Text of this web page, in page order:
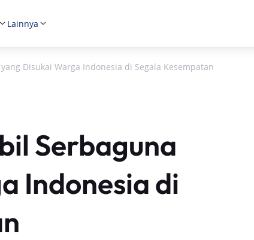
Lainnya
Disukai Warga Indonesia di Segala Kesempatan
Serbaguna
Indonesia di